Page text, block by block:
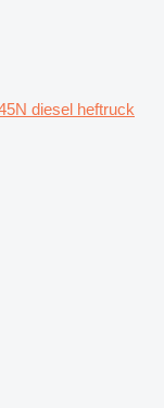
diesel heftruck